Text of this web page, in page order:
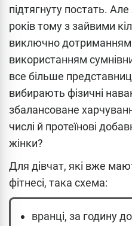
підтягнуту постать.
років тому з зайвими
виключно дотриманням
використанням
все більше
вибирають фізичні
збалансоване
числі й протеїнові
жінки?
Для дівчат, які вже
фітнесі, така схема:
вранці, за годину